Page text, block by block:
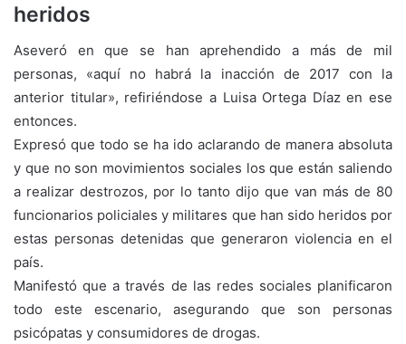
heridos
Aseveró en que se han aprehendido a más de mil
personas, «aquí no habrá la inacción de 2017 con la
anterior titular», refiriéndose a Luisa Ortega Díaz en ese
entonces.
Expresó que todo se ha ido aclarando de manera absoluta
y que no son movimientos sociales los que están saliendo
a realizar destrozos, por lo tanto dijo que van más de 80
funcionarios policiales y militares que han sido heridos por
estas personas detenidas que generaron violencia en el
país.
Manifestó que a través de las redes sociales planificaron
todo este escenario, asegurando que son personas
psicópatas y consumidores de drogas.